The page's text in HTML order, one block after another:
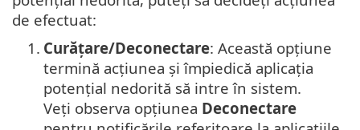
de efectuat:
1. Curățare/Deconectare: Această opțiune
termină acțiunea și împiedică aplicația
potențial nedorită să intre în sistem.
Veți observa opțiunea Deconectare